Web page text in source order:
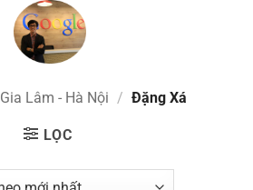
Gia Lâm - Hà Nội / Đặng Xá
LỌC